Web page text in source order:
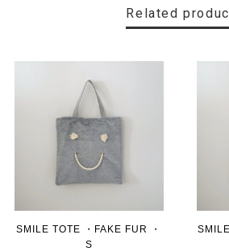
Related
SMILE TOTE ・FAKE FUR ・
S